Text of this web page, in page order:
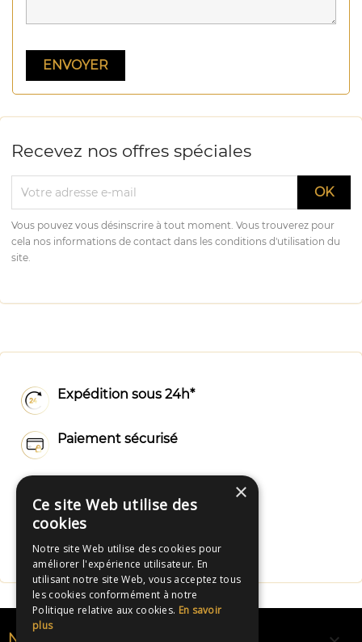
Recevez nos offres spéciales
Vous pouvez vous désinscrire à tout moment. Vous trouverez pour
cela nos informations de contact dans les conditions d'utilisation du
site.
Expédition sous 24h*
Paiement sécurisé
Fabrication Française
NOS RUBANS
×
Ce site Web utilise des
cookies
Notre site Web utilise des cookies pour
améliorer l'expérience utilisateur. En
utilisant notre site Web, vous acceptez tous
les cookies conformément à notre
Politique relative aux cookies. En savoir
plus